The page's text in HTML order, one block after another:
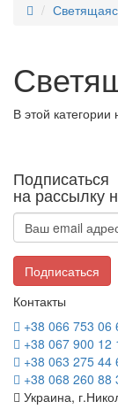
В этой категории
Подписаться
на рассылку
Подписаться
Контакты
+38 066 753 06
+38 067 900 12
+38 063 275 44
+38 068 260 88
Украина,